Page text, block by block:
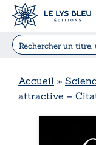
Accueil »
attractive –